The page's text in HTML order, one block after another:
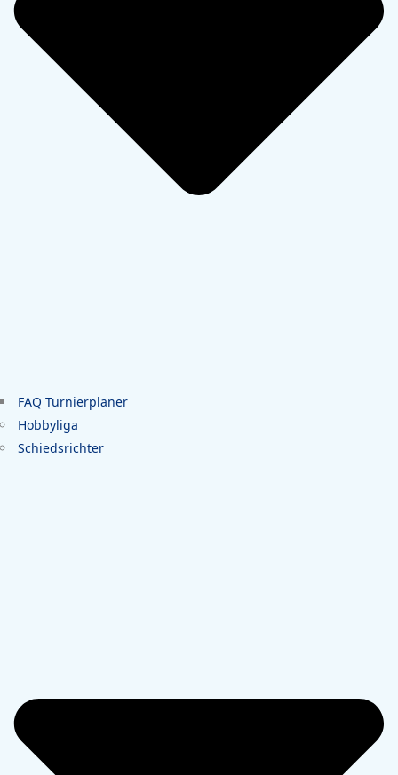
FAQ Turnierplaner
Hobbyliga
Schiedsrichter